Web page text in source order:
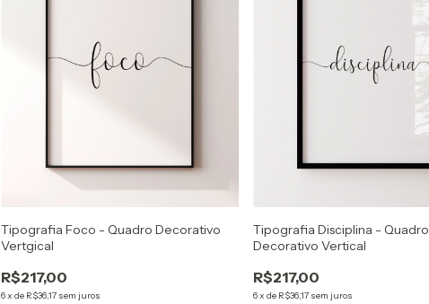
Tipografia Foco - Quadro Decorativo
Vertgical
R$217,00
6x de R$36,17 sem juros
Tipografia Disciplina - Quadro
Decorativo Vertical
R$217,00
6x de R$36,17 sem juros